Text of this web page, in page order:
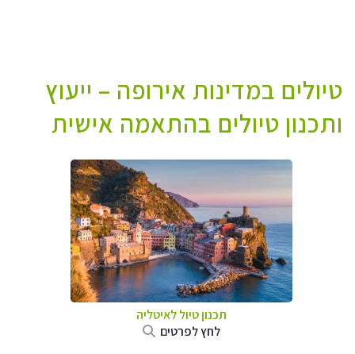
טיולים במדינות אירופה – ייעוץ
ותכנון טיולים בהתאמה אישית
תכנון טיול לאיטליה
לחץ לפרטים